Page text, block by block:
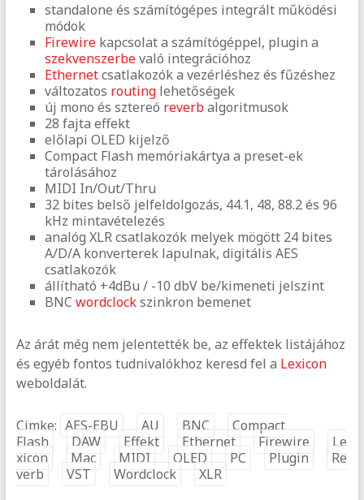
standalone és számítógépes integrált működési
módok
Firewirekapcsolat a számítógéppel, plugin a
szekvenszerbevaló integrációhoz
Ethernetcsatlakozók a vezérléshez és fűzéshez
változatos routinglehetőségek
új mono és sztereó reverbalgoritmusok
28 fajta effekt
előlapi OLED kijelző
Compact Flash memóriakártya a preset-ek
tárolásához
MIDI In/Out/Thru
32 bites belső jelfeldolgozás, 44.1, 48, 88.2 és 96
kHz mintavételezés
analóg XLR csatlakozók melyek mögött 24 bites
A/D/A konverterek lapulnak, digitális AES
csatlakozók
állítható +4dBu / -10 dbV be/kimeneti jelszint
BNC wordclockszinkron bemenet
Az árát még nem jelentették be, az effektek listájához
és egyéb fontos tudnivalókhoz keresd fel a Lexicon
weboldalát.
Cimke: AES-EBU AU BNC
Compact
Flash
DAW Effekt Ethernet Firewire
Le
xicon
Mac MIDI OLED PC Plugin
Re
verb
VST Wordclock XLR